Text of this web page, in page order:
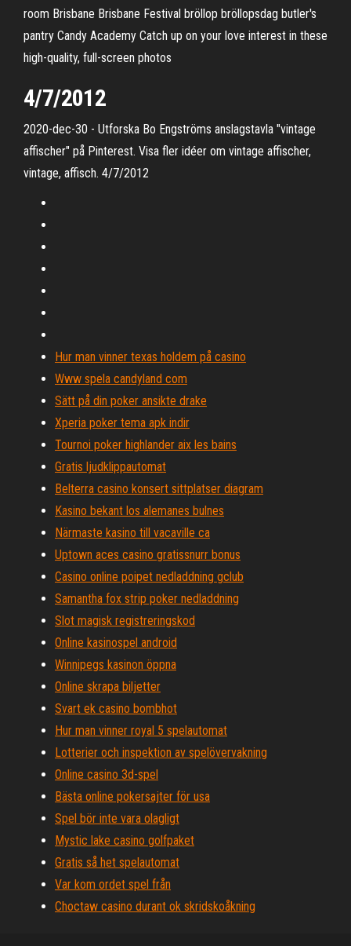
room Brisbane Brisbane Festival bröllop bröllopsdag butler's
pantry Candy Academy Catch up on your love interest in these
high-quality, full-screen photos
4/7/2012
2020-dec-30 - Utforska Bo Engströms anslagstavla "vintage
affischer" på Pinterest. Visa fler idéer om vintage affischer,
vintage, affisch. 4/7/2012
Hur man vinner texas holdem på casino
Www spela candyland com
Sätt på din poker ansikte drake
Xperia poker tema apk indir
Tournoi poker highlander aix les bains
Gratis ljudklippautomat
Belterra casino konsert sittplatser diagram
Kasino bekant los alemanes bulnes
Närmaste kasino till vacaville ca
Uptown aces casino gratissnurr bonus
Casino online poipet nedladdning gclub
Samantha fox strip poker nedladdning
Slot magisk registreringskod
Online kasinospel android
Winnipegs kasinon öppna
Online skrapa biljetter
Svart ek casino bombhot
Hur man vinner royal 5 spelautomat
Lotterier och inspektion av spelövervakning
Online casino 3d-spel
Bästa online pokersajter för usa
Spel bör inte vara olagligt
Mystic lake casino golfpaket
Gratis så het spelautomat
Var kom ordet spel från
Choctaw casino durant ok skridskoåkning